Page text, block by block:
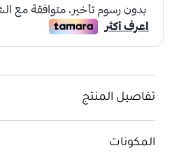
تفاصيل المنتج
المكونات